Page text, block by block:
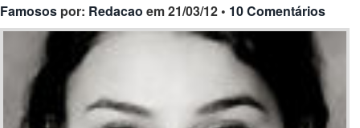
Famosos por: Redacao em 21/03/12 • 10 Comentários